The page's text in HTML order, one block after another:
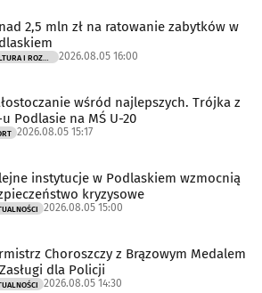
2,5 mln zł na ratowanie zabytków w
2026.08.05 16:00
wśród najlepszych. Trójka z
u Podlasie na MŚ U-20
2026.08.05 15:17
instytucje w Podlaskiem wzmocnią
kryzysowe
2026.08.05 15:00
Choroszczy z Brązowym Medalem
dla Policji
2026.08.05 14:30